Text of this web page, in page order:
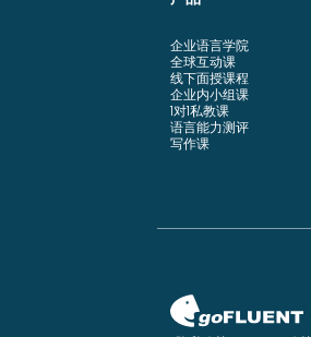
企业语言学院
全球互动课
线下面授课程
企业内小组课
1对1私教课
语言能力测评
写作课